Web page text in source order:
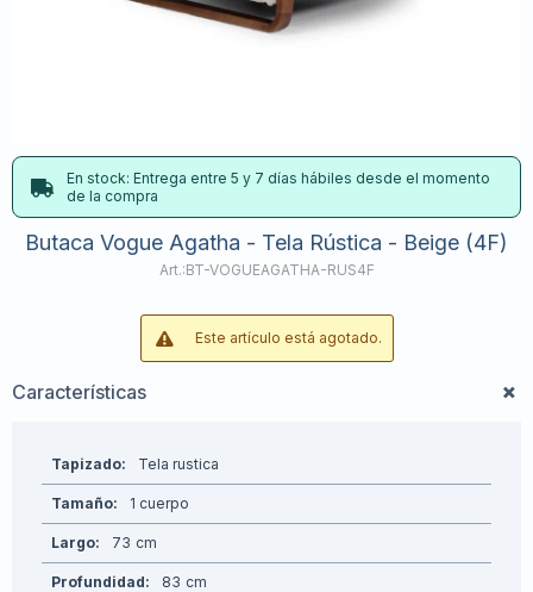
En stock: Entrega entre 5 y 7 días hábiles desde el momento
de la compra
Butaca Vogue Agatha - Tela Rústica - Beige (4F)
BT-VOGUEAGATHA-RUS4F
Este artículo está agotado.
Características
Tapizado Tela rustica
Tamaño 1 cuerpo
Largo 73
Profundidad 83